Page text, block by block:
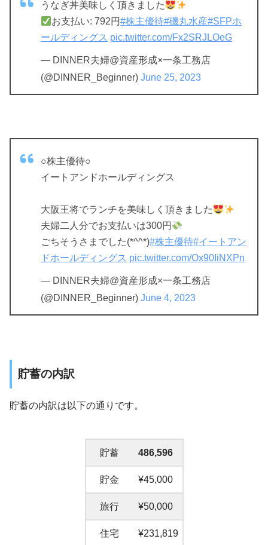
うなぎ丼美味しく頂きました
お支払い: 792円#株主優待#磯丸水産#SFPホ
ールディングス pic.twitter.com/Fx2SRJLOeG
— DINNER夫婦@資産形成×一条工務店
(@DINNER_Beginner) June 25, 2023
○株主優待○
イートアンドホールディングス
大阪王将でランチを美味しく頂きました
夫婦二人分でお支払いは300円
ごちそうさまでした(*^^*)#株主優待#イートアン
ドホールディングス pic.twitter.com/Ox90IiNXPn
— DINNER夫婦@資産形成×一条工務店
(@DINNER_Beginner) June 4, 2023
貯蓄の内訳
貯蓄の内訳は以下の通りです。
貯蓄 486,596
貯金 ¥45,000
旅行 ¥50,000
住宅 ¥231,819